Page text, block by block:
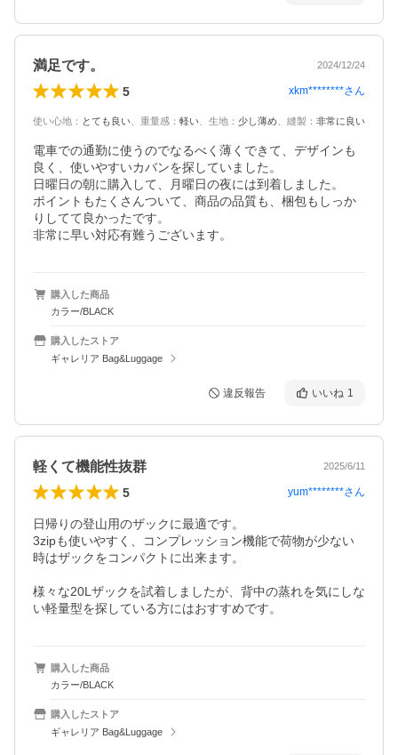
満足です。 2024/12/24
5 xkm********さん
使い心地 ： とても良い 重量感 ： 軽い 生地 ： 少し薄め 縫製 ： 非常に良い
電車での通勤に使うのでなるべく薄くできて、デザインも
良く、使いやすいカバンを探していました。
日曜日の朝に購入して、月曜日の夜には到着しました。
ポイントもたくさんついて、商品の品質も、梱包もしっか
りしてて良かったです。
非常に早い対応有難うございます。
購入した商品
カラー/BLACK
購入したストア
ギャレリア Bag&Luggage
違反報告 いいね 1
軽くて機能性抜群 2025/6/11
5 yum********さん
日帰りの登山用のザックに最適です。
3zipも使いやすく、コンプレッション機能で荷物が少ない
時はザックをコンパクトに出来ます。
様々な20Lザックを試着しましたが、背中の蒸れを気にしな
い軽量型を探している方にはおすすめです。
購入した商品
カラー/BLACK
購入したストア
ギャレリア Bag&Luggage